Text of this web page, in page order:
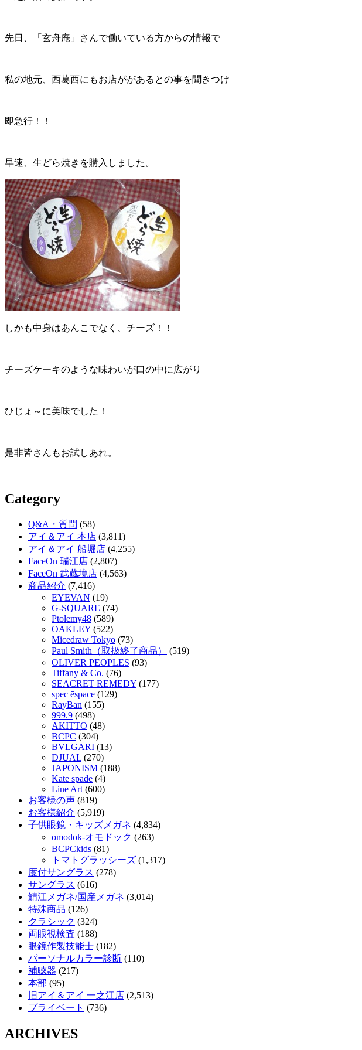
先日、「玄舟庵」さんで働いている方からの情報で
私の地元、西葛西にもお店ががあるとの事を聞きつけ
即急行！！
早速、生どら焼きを購入しました。
しかも中身はあんこでなく、チーズ！！
チーズケーキのような味わいが口の中に広がり
ひじょ～に美味でした！
是非皆さんもお試しあれ。
Category
Q&A・質問 (58)
アイ＆アイ 本店 (3,811)
アイ＆アイ 船堀店 (4,255)
FaceOn 瑞江店 (2,807)
FaceOn 武蔵境店 (4,563)
商品紹介 (7,416)
EYEVAN (19)
G-SQUARE (74)
Ptolemy48 (589)
OAKLEY (522)
Micedraw Tokyo (73)
Paul Smith（取扱終了商品）
(519)
OLIVER PEOPLES (93)
Tiffany & Co. (76)
SEACRET REMEDY (177)
spec ēspace (129)
RayBan (155)
999.9 (498)
AKITTO (48)
BCPC (304)
BVLGARI (13)
DJUAL (270)
JAPONISM (188)
Kate spade (4)
Line Art (600)
お客様の声 (819)
お客様紹介 (5,919)
子供眼鏡・キッズメガネ (4,834)
omodok-オモドック (263)
BCPCkids (81)
トマトグラッシーズ (1,317)
度付サングラス (278)
サングラス (616)
鯖江メガネ/国産メガネ (3,014)
特殊商品 (126)
クラシック (324)
両眼視検査 (188)
眼鏡作製技能士 (182)
パーソナルカラー診断 (110)
補聴器 (217)
本部 (95)
旧アイ＆アイ 一之江店 (2,513)
プライベート (736)
ARCHIVES